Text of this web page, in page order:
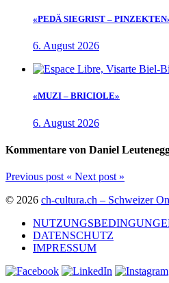
«PEDÄ SIEGRIST –
6. August 2026
«MUZI – BRICIOLE»
6. August 2026
Kommentare von Daniel
Previous post « Next post »
© 2026 ch-cultura.ch – Schweizer
DATENSCHUTZ
IMPRESSUM